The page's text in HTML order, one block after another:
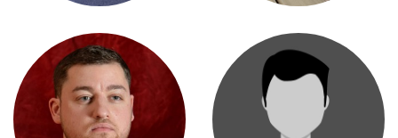
JÉRÔME DIEZ MELISSA CATOQUESSA